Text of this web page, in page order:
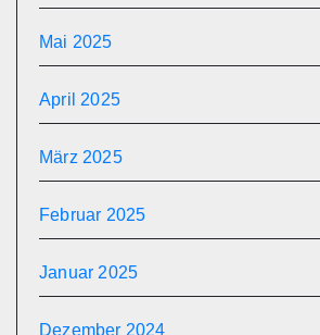
Mai 2025
April 2025
März 2025
Februar 2025
Januar 2025
Dezember 2024